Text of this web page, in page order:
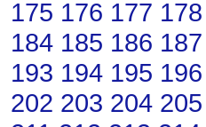
175 176 177 178
184 185 186 187
193 194 195 196
202 203 204 205